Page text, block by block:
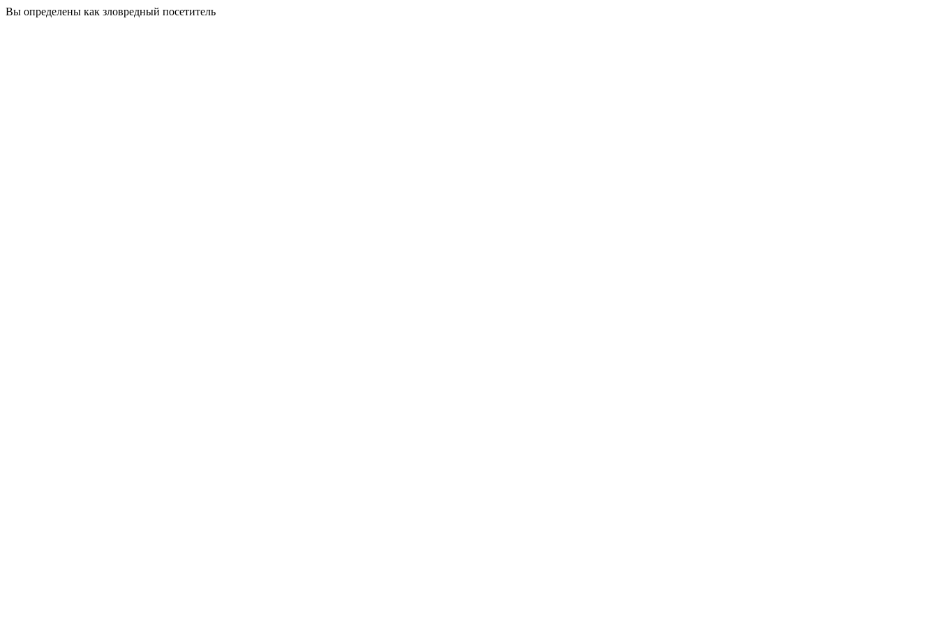
Вы определены как зловредный посетитель